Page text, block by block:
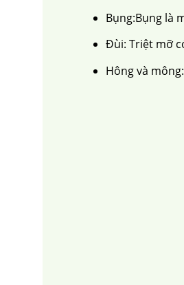
Bụng:Bụng là
Đùi: Triệt mỡ
Hông và